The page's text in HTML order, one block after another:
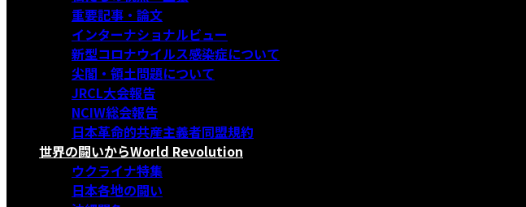
重要記事・論文
インターナショナルビュー
新型コロナウイルス感染症について
尖閣・領土問題について
JRCL大会報告
NCIW総会報告
日本革命的共産主義者同盟規約
世界の闘いからWorld Revolution
ウクライナ特集
日本各地の闘い